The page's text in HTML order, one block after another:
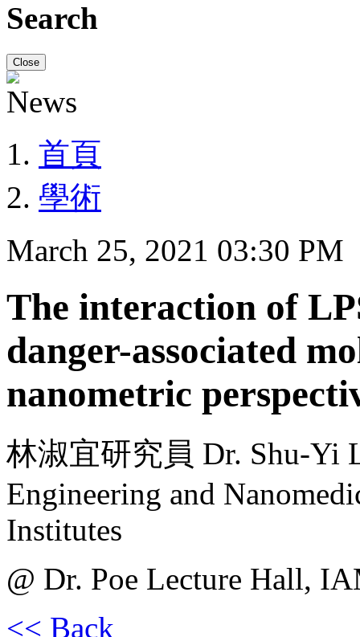
Search
Close
首頁
學術
March 25, 2021 03:30 PM
The interaction of
danger-associated
nanometric
林淑宜研究員 Dr. Shu-Yi
Engineering and
Institutes
@ Dr. Poe Lecture Hall,
<< Back